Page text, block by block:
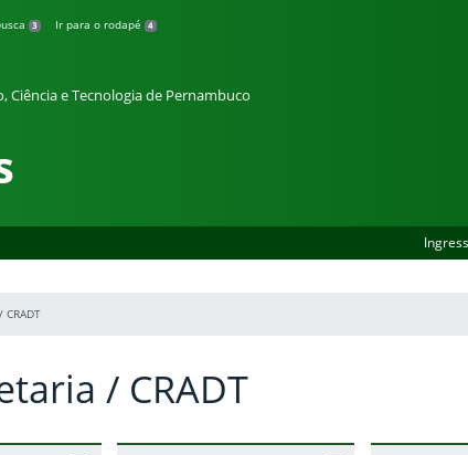
3 Ir para o rodapé 4
Ciência e Tecnologia de Pernambuco
CRADT
/ CRADT